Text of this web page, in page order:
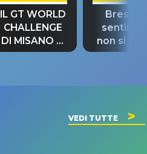
IL GT WORLD
CHALLENGE
DI MISANO si
riconferma
Bresh:
non si
fino alla
VEDI TUTTE